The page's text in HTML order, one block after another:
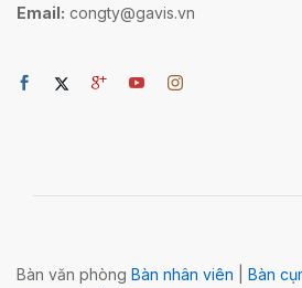
Email: congty@gavis.vn
Bàn văn phòng Bàn nhân viên Bàn